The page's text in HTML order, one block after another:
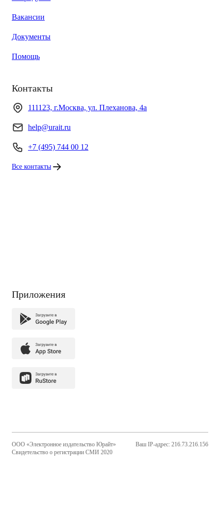
Вакансии
Документы
Помощь
Контакты
111123, г.Москва, ул. Плеханова, 4а
help@urait.ru
+7 (495) 744 00 12
Все контакты
Приложения
ООО «Электронное издательство Юрайт»
Свидетельство о регистрации СМИ 2020
Ваш IP-адрес: 216.73.216.156